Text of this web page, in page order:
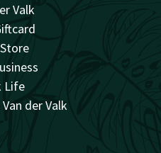
Valk
Life
der Valk